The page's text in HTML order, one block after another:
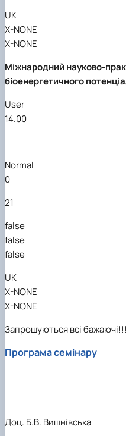
UK
X-NONE
X-NONE
Міжнародний науково-
біоенергетичного
User
14.00
Normal
0
21
false
false
false
UK
X-NONE
X-NONE
Запрошуються всі бажаючі!!!
Програма семінару
Доц. Б.В. Вишнівська